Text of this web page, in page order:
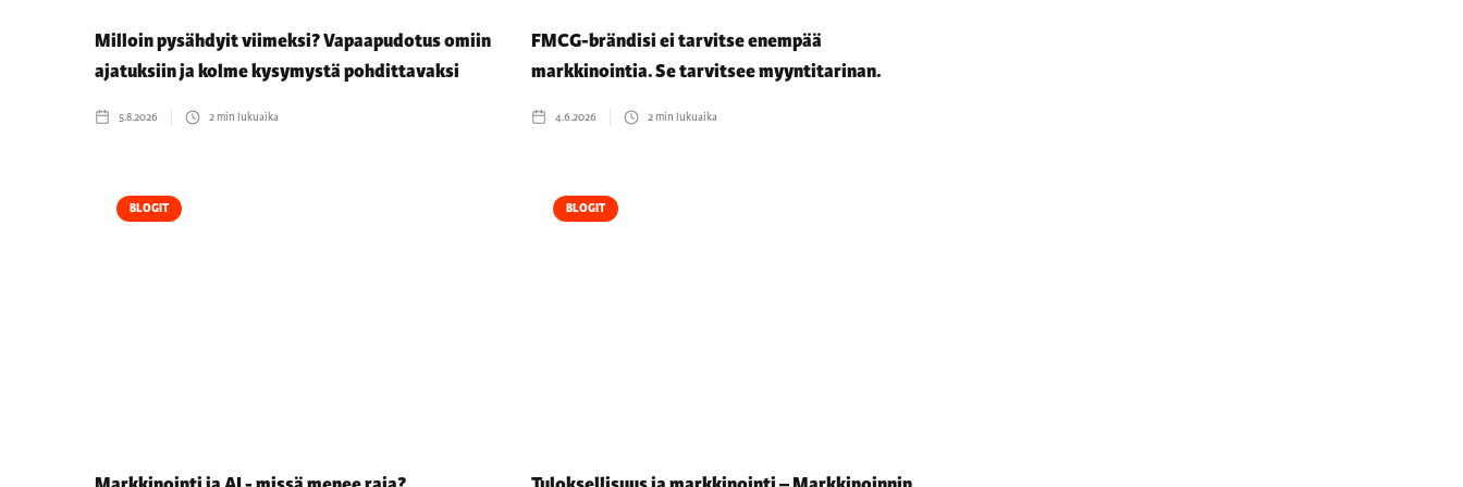
Milloin pysähdyit viimeksi? Vapaapudotus omiin
ajatuksiin ja kolme kysymystä pohdittavaksi
5.8.2026 2min lukuaika
FMCG-brändisi ei tarvitse enempää
markkinointia. Se tarvitsee myyntitarinan.
4.6.2026 2min lukuaika
BLOGIT BLOGIT